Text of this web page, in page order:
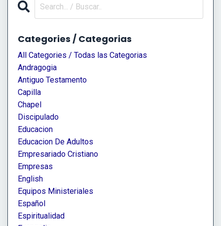
Categories / Categorias
All Categories / Todas las Categorias
Andragogia
Antiguo Testamento
Capilla
Chapel
Discipulado
Educacion
Educacion De Adultos
Empresariado Cristiano
Empresas
English
Equipos Ministeriales
Español
Espiritualidad